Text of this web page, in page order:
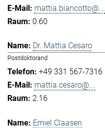
mattia.biancotto@...
0.60
Dr. Mattia Cesaro
Postdoktorand
+49 331 567-7316
mattia.cesaro@...
2.16
Emiel Claasen